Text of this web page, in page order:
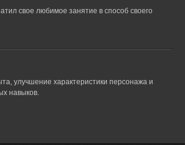
свое любимое занятие в способ своего
улучшение характеристики персонажа и
навыков.